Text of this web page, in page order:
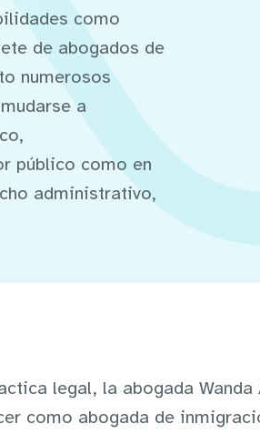
como
de abogados de
numerosos
a
público como en
administrativo,
legal, la abogada
como abogada de